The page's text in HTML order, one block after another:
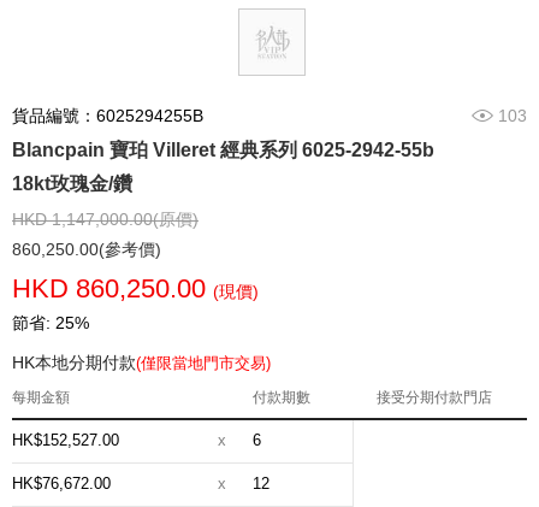
貨品編號：6025294255B 103
Blancpain 寶珀 Villeret 經典系列 6025-2942-55b
18kt玫瑰金/鑽
HKD 1,147,000.00(原價)
860,250.00(參考價)
HKD 860,250.00 (現價)
節省: 25%
HK本地分期付款(僅限當地門市交易)
每期金額 付款期數 接受分期付款門店
HK$152,527.00 x 6
HK$76,672.00 x 12